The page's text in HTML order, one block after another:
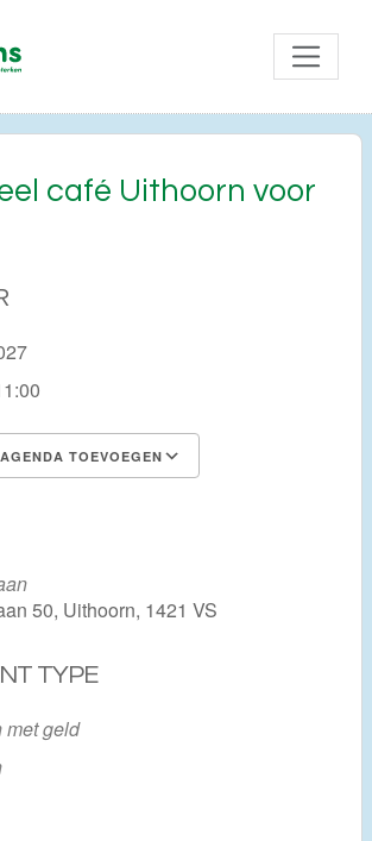
café Uithoorn voor
TOEVOEGEN
50, Uithoorn, 1421 VS
TYPE
met geld